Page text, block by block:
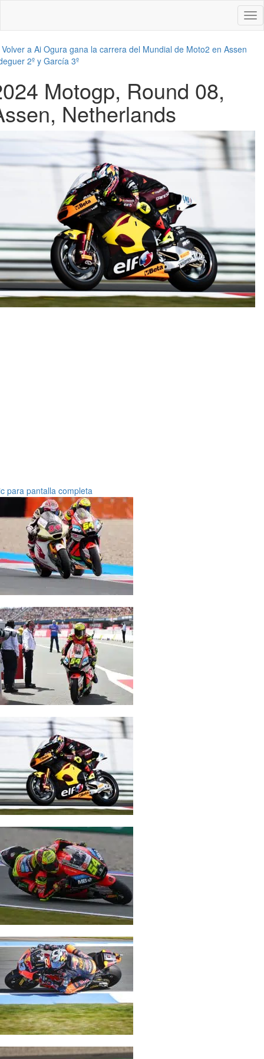
Volver a Ai Ogura gana la carrera del Mundial de Moto2 en Assen
2º y García 3º
Motogp, Round 08,
Netherlands
para pantalla completa